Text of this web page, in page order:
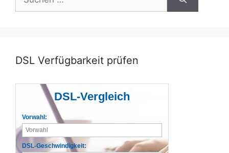
nach:
DSL Verfügbarkeit prüfen
DSL-Vergleich
Vorwahl:
DSL-Geschwindigkeit: